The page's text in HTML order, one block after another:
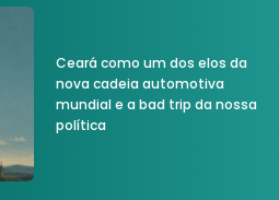
Ceará como um dos elos da
nova cadeia automotiva
mundial e a bad trip da nossa
política